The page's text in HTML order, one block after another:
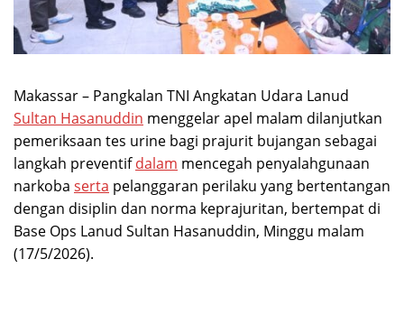
Makassar – Pangkalan TNI Angkatan Udara Lanud
Sultan Hasanuddin menggelar apel malam dilanjutkan
pemeriksaan tes urine bagi prajurit bujangan sebagai
langkah preventifdalam mencegah penyalahgunaan
narkoba serta pelanggaran perilaku yang bertentangan
dengan disiplin dan norma keprajuritan, bertempat di
Base Ops Lanud Sultan Hasanuddin, Minggu malam
(17/5/2026).